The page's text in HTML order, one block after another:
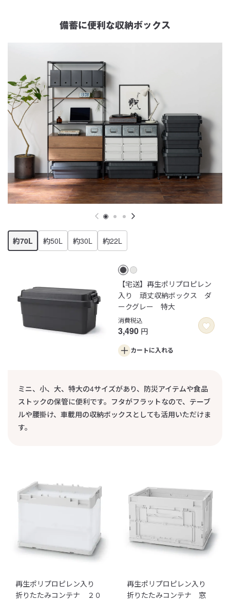
備蓄に便利な収納ボックス
約70L 約50L 約30L 約22L
【宅送】再生ポリプロピレン
入り 頑丈収納ボックス ダ
ークグレー 特大
消費税込
3,490 円
カートに入れる
ミニ、小、大、特大の4サイズがあり、防災アイテムや食品
ストックの保管に便利です。フタがフラットなので、テーブ
ルや腰掛け、車載用の収納ボックスとしても活用いただけま
す。
再生ポリプロピレン入り
折りたたみコンテナ ２０
再生ポリプロピレン入り
折りたたみコンテナ 窓